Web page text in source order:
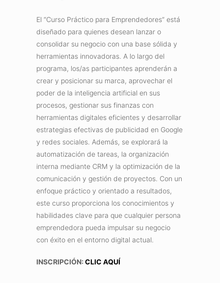
El “Curso Práctico para Emprendedores” está
diseñado para quienes desean lanzar o
consolidar su negocio con una base sólida y
herramientas innovadoras. A lo largo del
programa, los/as participantes aprenderán a
crear y posicionar su marca, aprovechar el
poder de la inteligencia artificial en sus
procesos, gestionar sus finanzas con
herramientas digitales eficientes y desarrollar
estrategias efectivas de publicidad en Google
y redes sociales. Además, se explorará la
automatización de tareas, la organización
interna mediante CRM y la optimización de la
comunicación y gestión de proyectos. Con un
enfoque práctico y orientado a resultados,
este curso proporciona los conocimientos y
habilidades clave para que cualquier persona
emprendedora pueda impulsar su negocio
con éxito en el entorno digital actual.
INSCRIPCIÓN:CLIC AQUÍ